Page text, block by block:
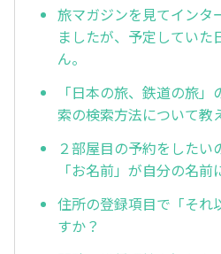
旅マガジンを見てインタ
ましたが、予定していた
ん。
「日本の旅、鉄道の旅
索の検索方法について教
２部屋目の予約をした
「お名前」が自分の名前
住所の登録項目で「それ
すか？